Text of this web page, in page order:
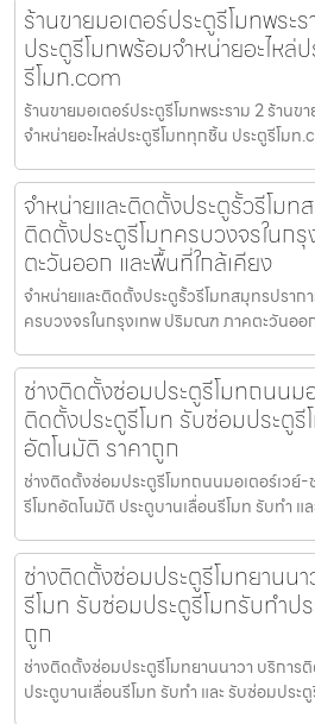
ร้านขายมอเตอร์ประตูรีโมทพระ
ประตูรีโมทพร้อมจำหน่ายอะไหล่
รีโมท.com
ร้านขายมอเตอร์ประตูรีโมทพระราม 2 ร้านข
จำหน่ายอะไหล่ประตูรีโมททุกชิ้น ประตูรีโม
จำหน่ายและติดตั้งประตูรั้วรีโมท
ติดตั้งประตูรีโมทครบวงจรในก
ตะวันออก และพื้นที่ใกล้เคียง
จำหน่ายและติดตั้งประตูรั้วรีโมทสมุทรปราก
ครบวงจรในกรุงเทพ ปริมณฑ ภาคตะวันออ
ช่างติดตั้งซ่อมประตูรีโมทถนนม
ติดตั้งประตูรีโมท รับซ่อมประตูรี
อัตโนมัติ ราคาถูก
ช่างติดตั้งซ่อมประตูรีโมทถนนมอเตอร์เวย์
รีโมทอัตโนมัติ ประตูบานเลื่อนรีโมท รับทำ แ
ช่างติดตั้งซ่อมประตูรีโมทยานน
รีโมท รับซ่อมประตูรีโมทรับทำป
ถูก
ช่างติดตั้งซ่อมประตูรีโมทยานนาวา บริการ
ประตูบานเลื่อนรีโมท รับทำ และ รับซ่อมประ